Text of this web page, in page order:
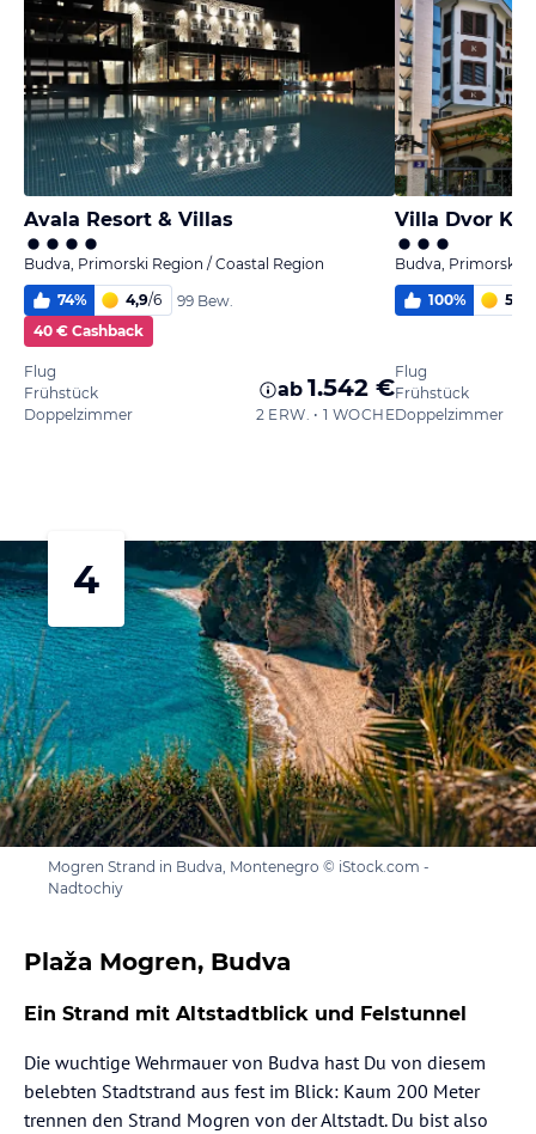
Avala Resort & Villas
Budva, Primorski Region / Coastal Region
74% 4,9/6
99 Bew.
40 € Cashback
Flug
Frühstück
Doppelzimmer
ab 1.542 €
2 ERW. • 1 WOCHE
Villa Dvor
Budva, Primorski
100% 5,0
Flug
Frühstück
Doppelzimmer
4
Mogren Strand in Budva, Montenegro © iStock.com -
Nadtochiy
Plaža Mogren, Budva
Ein Strand mit Altstadtblick und Felstunnel
Die wuchtige Wehrmauer von Budva hast Du von diesem
belebten Stadtstrand aus fest im Blick: Kaum 200 Meter
trennen den Strand Mogren von der Altstadt. Du bist also